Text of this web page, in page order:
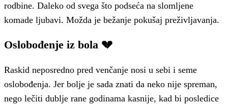
rodbine. Daleko od svega što podseća na slomljene
komade ljubavi. Možda je bežanje pokušaj preživljavanja.
Oslobođenje iz bola 💔
Raskid neposredno pred venčanje nosi u sebi i seme
oslobođenja. Jer bolje je sada znati da neko nije spreman,
nego lečiti dublje rane godinama kasnije, kad bi posledice